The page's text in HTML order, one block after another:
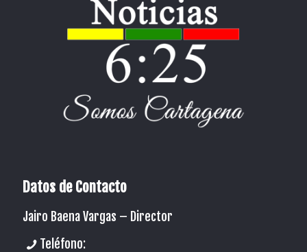
Datos de Contacto
Jairo Baena Vargas – Director
Teléfono: